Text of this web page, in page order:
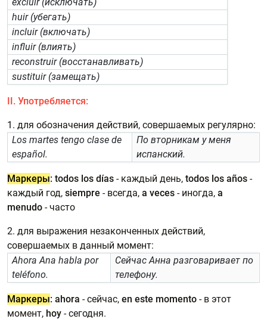
huir (убегать)
incluir (включать)
influir (влиять)
reconstruir (восстанавливать)
sustituir (замещать)
II. Употребляется:
1. для обозначения действий, совершаемых регулярно:
Los martes tengo clase de
español.
По вторникам у меня
испанский.
Маркеры: todos los días - каждый день, todos los años -
каждый год, siempre - всегда, a veces - иногда, a
menudo - часто
2. для выражения незаконченных действий,
совершаемых в данный момент:
Ahora Ana habla por
teléfono.
Сейчас Анна разговаривает по
телефону.
Маркеры: ahora - сейчас, en este momento - в этот
момент, hoy - сегодня.